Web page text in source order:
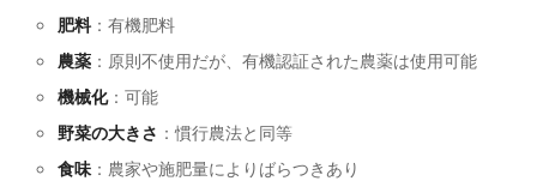
肥料：有機肥料
農薬 ：原則不使用だが、有機認証された農薬は使用可能
機械化：可能
野菜の大きさ ：慣行農法と同等
食味：農家や施肥量によりばらつきあり